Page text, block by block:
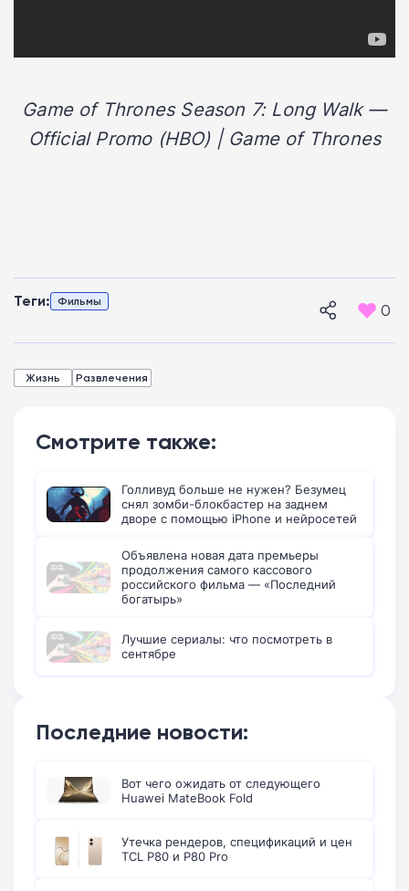
Game of Thrones Season 7: Long Walk —
Official Promo (HBO) | Game of Thrones
Теги: Фильмы 0
Жизнь Развлечения
Смотрите также:
Голливуд больше не нужен? Безумец
снял зомби-блокбастер на заднем
дворе с помощью iPhone и нейросетей
Объявлена новая дата премьеры
продолжения самого кассового
российского фильма — «Последний
богатырь»
Лучшие сериалы: что посмотреть в
сентябре
Последние новости:
Вот чего ожидать от следующего
Huawei MateBook Fold
Утечка рендеров, спецификаций и цен
TCL P80 и P80 Pro